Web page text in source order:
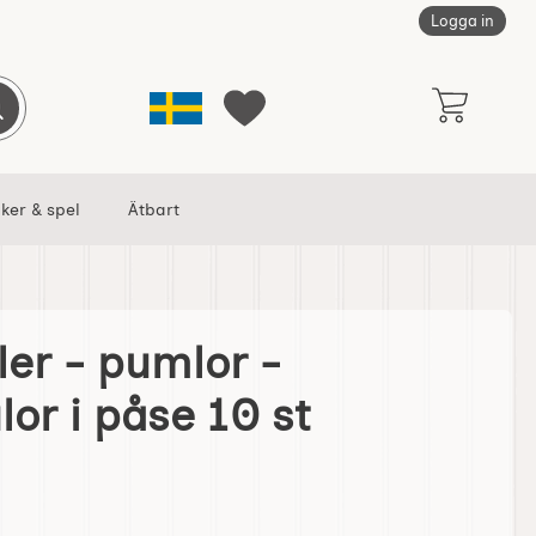
Logga in
Sverige Mina favoriter
sökning
& spel Ätbart
i påse 10 st som favorit
- pumlor -
i påse 10 st
Pomler - pumlor - julgranskulor i påse 10 st